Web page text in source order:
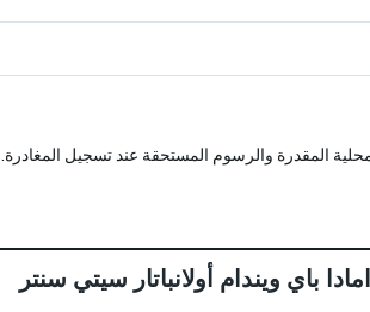
المقدرة والرسوم المستحقة عند تسجيل المغادرة.
باي ويندام أولانباتار سيتي سنتر